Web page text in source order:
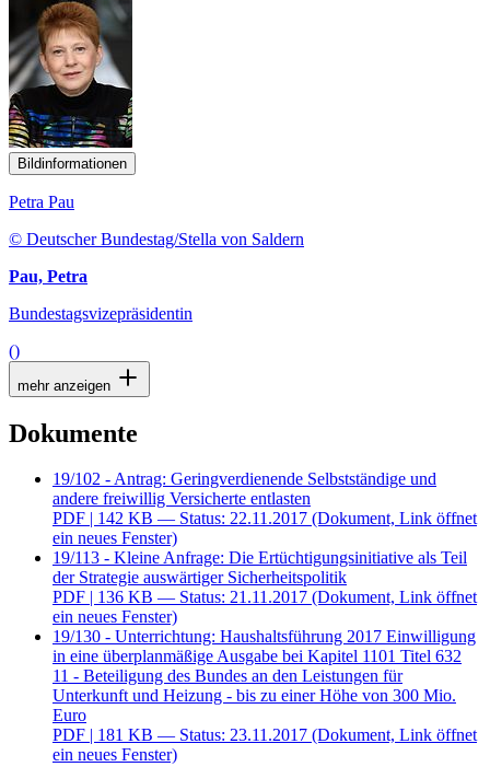
Bildinformationen
Petra Pau
© Deutscher Bundestag/Stella von Saldern
Pau, Petra
Bundestagsvizepräsidentin
()
mehr anzeigen
Dokumente
19/102 - Antrag: Geringverdienende Selbstständige und
andere freiwillig Versicherte entlasten
PDF | 142 KB — Status: 22.11.2017 (Dokument, Link öffnet
ein neues Fenster)
19/113 - Kleine Anfrage: Die Ertüchtigungsinitiative als Teil
der Strategie auswärtiger Sicherheitspolitik
PDF | 136 KB — Status: 21.11.2017 (Dokument, Link öffnet
ein neues Fenster)
19/130 - Unterrichtung: Haushaltsführung 2017 Einwilligung
in eine überplanmäßige Ausgabe bei Kapitel 1101 Titel 632
11 - Beteiligung des Bundes an den Leistungen für
Unterkunft und Heizung - bis zu einer Höhe von 300 Mio.
Euro
PDF | 181 KB — Status: 23.11.2017 (Dokument, Link öffnet
ein neues Fenster)